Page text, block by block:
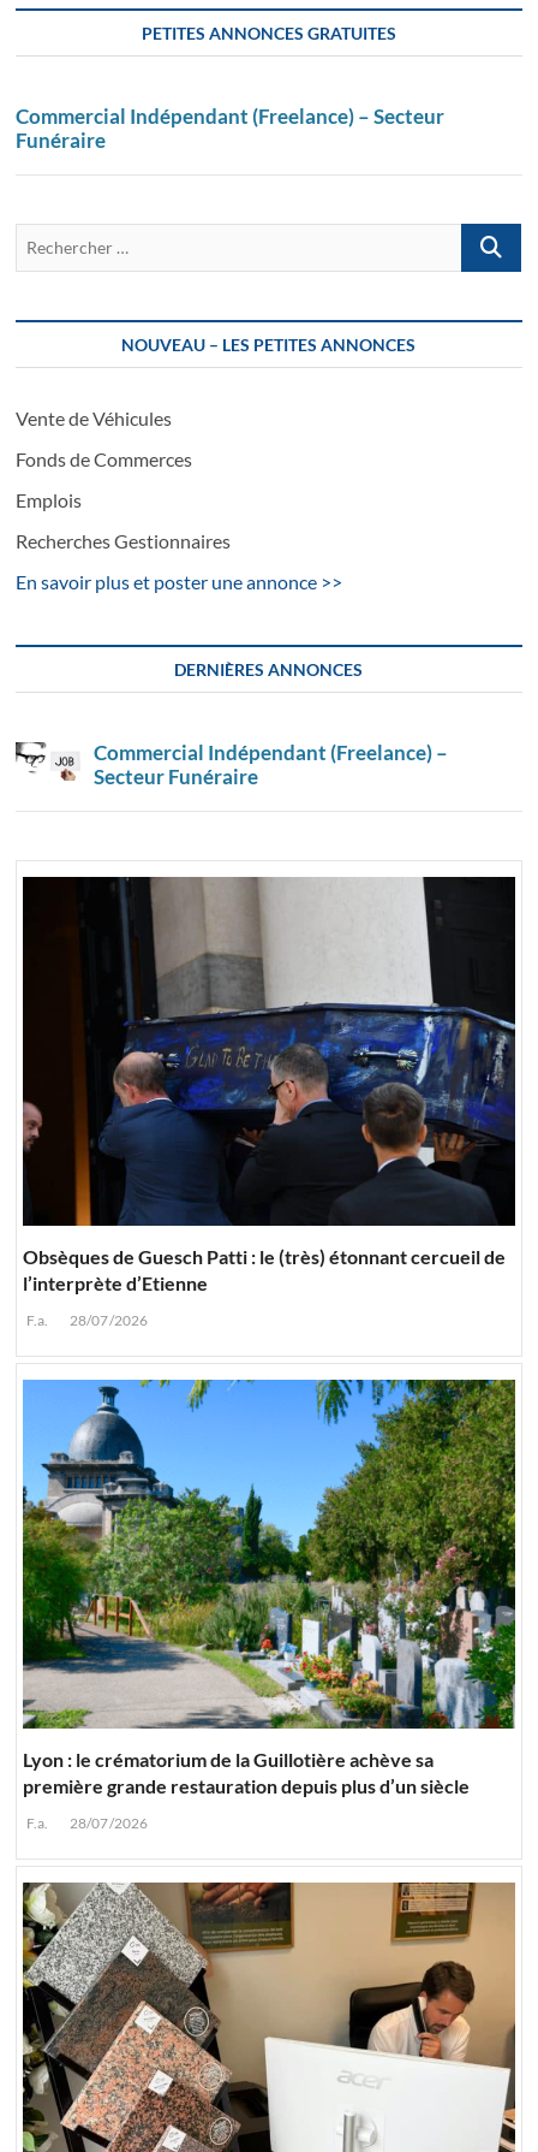
PETITES ANNONCES GRATUITES
Commercial Indépendant (Freelance) – Secteur
Funéraire
…
NOUVEAU – LES PETITES ANNONCES
Vente de Véhicules
Fonds de Commerces
Emplois
Recherches Gestionnaires
En savoir plus et poster une annonce >>
DERNIÈRES ANNONCES
Commercial Indépendant (Freelance) –
Secteur Funéraire
Obsèques de Guesch Patti : le (très) étonnant cercueil de
l’interprète d’Etienne
F.a. 28/07/2026
Lyon : le crématorium de la Guillotière achève sa
première grande restauration depuis plus d’un siècle
F.a. 28/07/2026